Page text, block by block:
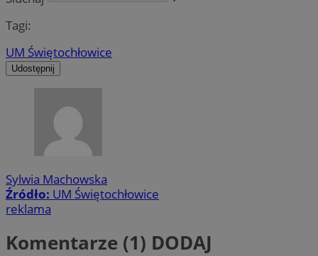
Tagi:
UM Świętochłowice
Udostępnij
Sylwia Machowska
Źródło: UM Świętochłowice
reklama
Komentarze (1) DODAJ